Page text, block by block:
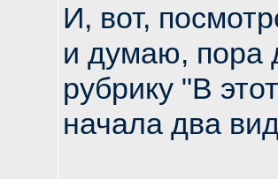
И, вот,
и думаю, пора
рубрику "В
начала два